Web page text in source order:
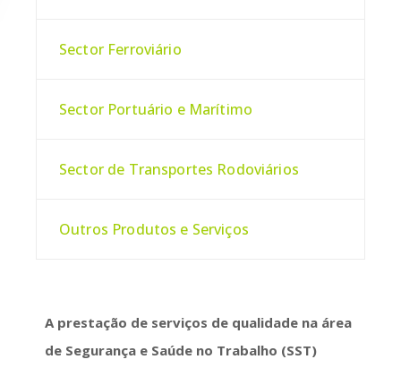
Sector Ferroviário
Sector Portuário e Marítimo
Sector de Transportes Rodoviários
Outros Produtos e Serviços
A prestação de serviços de qualidade na área
de Segurança e Saúde no Trabalho (SST)